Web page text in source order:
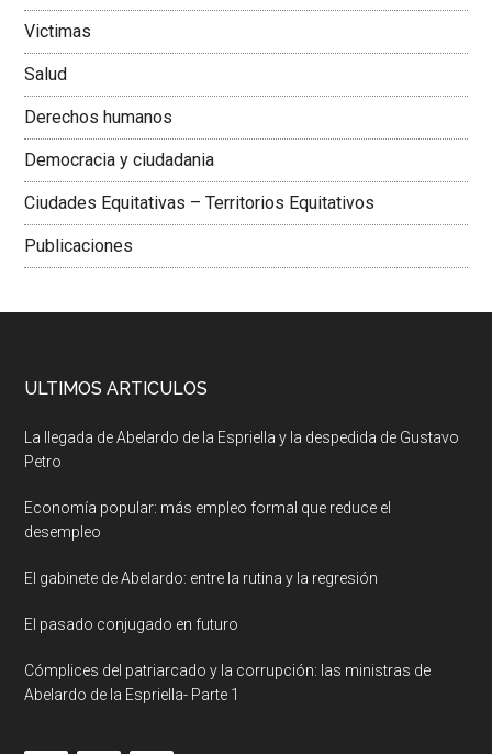
Victimas
Salud
Derechos humanos
Democracia y ciudadania
Ciudades Equitativas – Territorios Equitativos
Publicaciones
ULTIMOS ARTICULOS
La llegada de Abelardo de la Espriella y la despedida de Gustavo
Petro
Economía popular: más empleo formal que reduce el
desempleo
El gabinete de Abelardo: entre la rutina y la regresión
El pasado conjugado en futuro
Cómplices del patriarcado y la corrupción: las ministras de
Abelardo de la Espriella- Parte 1